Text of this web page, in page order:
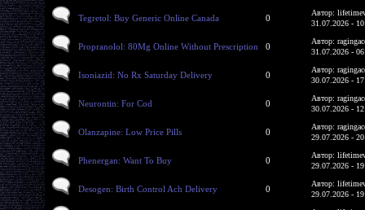
Tegretol: Buy Generic Online Canada 0
Автор:
31.07.2026 -
Propranolol: 80Mg Online Without Prescription 0
Автор:
31.07.2026 -
Isoniazid: No Rx Saturday Delivery 0
Автор:
30.07.2026 -
Neurontin: For Cod 0
Автор:
30.07.2026 -
Olanzapine: Low Price Pills 0
Автор:
29.07.2026 -
Phenergan: Want To Buy 0
Автор:
29.07.2026 -
Desogen: Birth Control Ach Delivery 0
Автор:
29.07.2026 -